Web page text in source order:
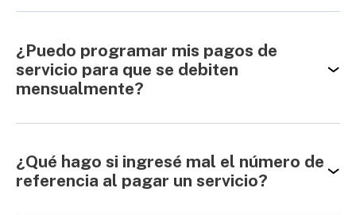
¿Puedo programar mis pagos de
servicio para que se debiten
mensualmente?
¿Qué hago si ingresé mal el número de
referencia al pagar un servicio?